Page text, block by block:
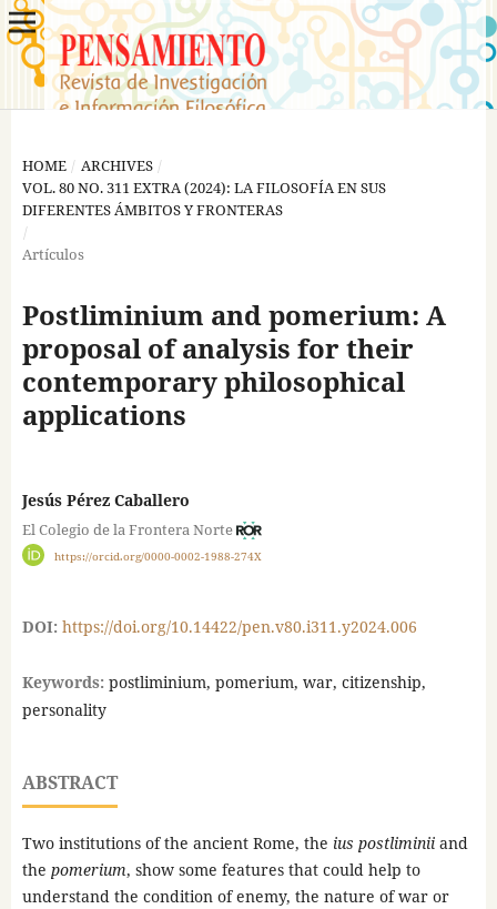
HOME / ARCHIVES /
VOL. 80 NO. 311 EXTRA (2024): LA FILOSOFÍA EN SUS
DIFERENTES ÁMBITOS Y FRONTERAS
/
Artículos
Postliminium and pomerium: A
proposal of analysis for their
contemporary philosophical
applications
Jesús Pérez Caballero
El Colegio de la Frontera Norte
https://orcid.org/0000-0002-1988-274X
DOI: https://doi.org/10.14422/pen.v80.i311.y2024.006
Keywords: postliminium, pomerium, war, citizenship,
personality
ABSTRACT
Two institutions of the ancient Rome, the ius postliminiiand
the pomerium, show some features that could help to
understand the condition of enemy, the nature of war or